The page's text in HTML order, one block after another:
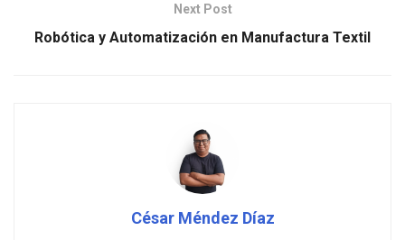
Next Post
Robótica y Automatización en Manufactura Textil
César Méndez Díaz